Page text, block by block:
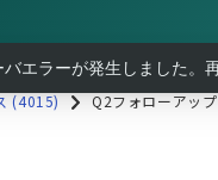
(4015) Q2フォローアップ
ォローアップ
バエラーが発生しました。